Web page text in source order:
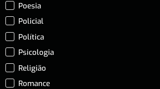
Poesia
Policial
Política
Psicologia
Religião
Romance